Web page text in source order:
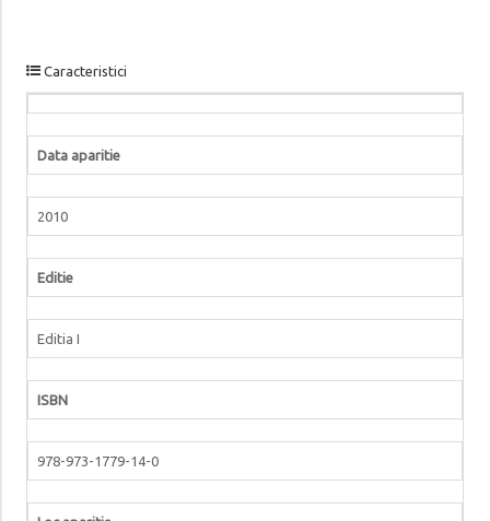
Caracteristici
Data aparitie
2010
Editie
Editia I
ISBN
978-973-1779-14-0